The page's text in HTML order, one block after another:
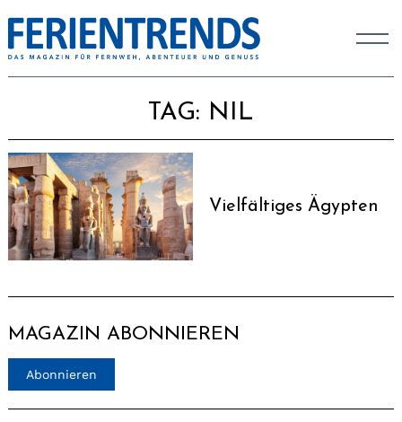
TAG: NIL
Vielfältiges Ägypten
MAGAZIN ABONNIEREN
Abonnieren